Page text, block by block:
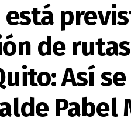
está
de
Así
Pabel